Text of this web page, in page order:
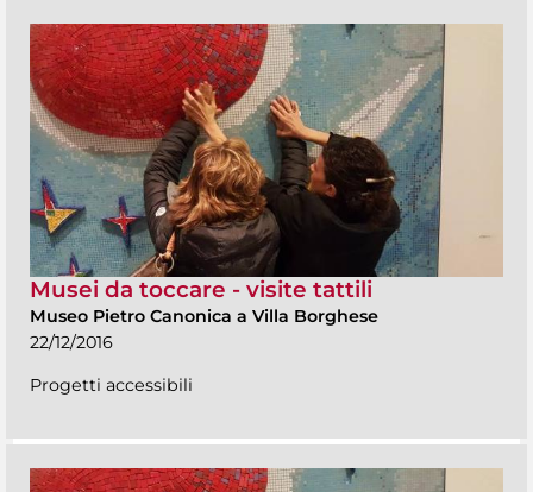
Musei da toccare - visite tattili
Museo Pietro Canonica a Villa Borghese
22/12/2016
Progetti accessibili